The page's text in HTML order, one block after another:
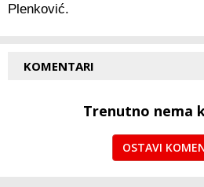
Plenković.
KOMENTARI
Trenutno nema
OSTAVI